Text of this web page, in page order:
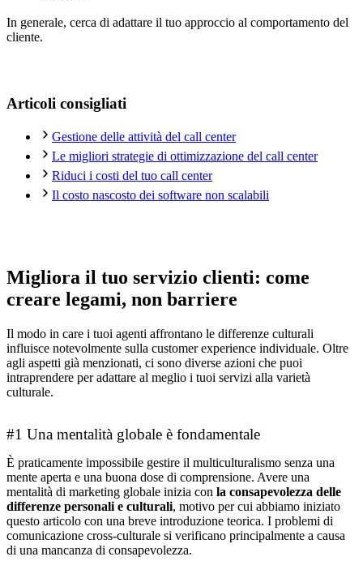
In generale, cerca di adattare il tuo approccio al comportamento del
cliente.
Articoli consigliati
Gestione delle attività del call center
Le migliori strategie di ottimizzazione del call center
Riduci i costi del tuo call center
Il costo nascosto dei software non scalabili
Migliora il tuo servizio clienti: come
creare legami, non barriere
Il modo in care i tuoi agenti affrontano le differenze culturali
influisce notevolmente sulla customer experience individuale. Oltre
agli aspetti già menzionati, ci sono diverse azioni che puoi
intraprendere per adattare al meglio i tuoi servizi alla varietà
culturale.
#1 Una mentalità globale è fondamentale
È praticamente impossibile gestire il multiculturalismo senza una
mente aperta e una buona dose di comprensione. Avere una
mentalità di marketing globale inizia con la consapevolezza delle
differenze personali e culturali, motivo per cui abbiamo iniziato
questo articolo con una breve introduzione teorica. I problemi di
comunicazione cross-culturale si verificano principalmente a causa
di una mancanza di consapevolezza.